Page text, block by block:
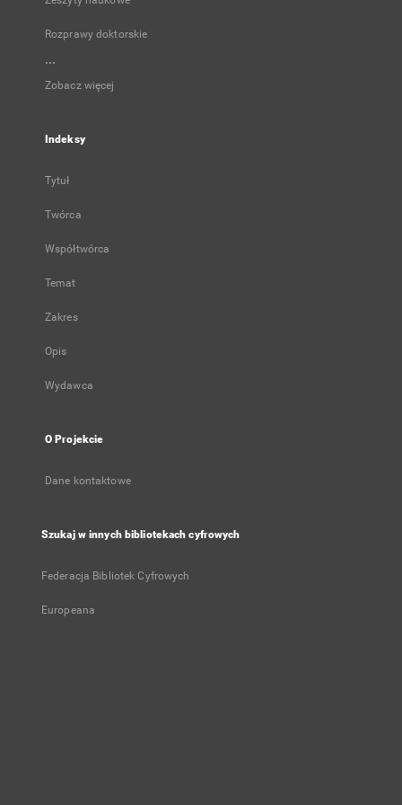
Rozprawy doktorskie
...
Zobacz więcej
Indeksy
Tytuł
Twórca
Współtwórca
Temat
Zakres
Opis
Wydawca
O Projekcie
Dane kontaktowe
Szukaj w innych bibliotekach cyfrowych
Federacja Bibliotek Cyfrowych
Europeana